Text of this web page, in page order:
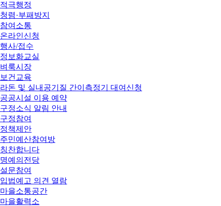
적극행정
청렴·부패방지
참여소통
온라인신청
행사/접수
정보화교실
벼룩시장
보건교육
라돈 및 실내공기질 간이측정기 대여신청
공공시설 이용 예약
구정소식 알림 안내
구정참여
정책제안
주민예산참여방
칭찬합니다
명예의전당
설문참여
입법예고 의견 열람
마을소통공간
마을활력소